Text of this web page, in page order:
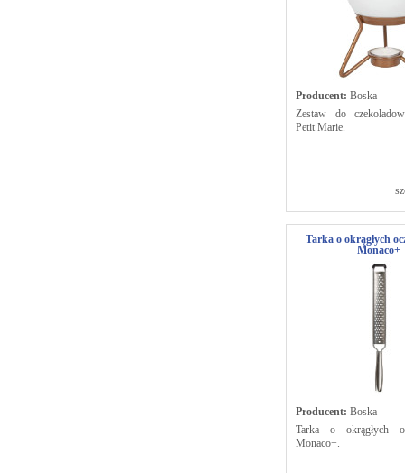
Producent: Boska
Zestaw do
Petit Marie.
Tarka o okrągłych
Monaco+
Producent: Boska
Tarka o okrągłych
Monaco+.